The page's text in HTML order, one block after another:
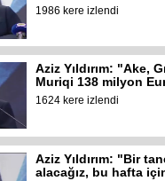
1986 kere izlendi
Aziz Yıldırım: "Ake,
Muriqi 138 milyon
1624 kere izlendi
Aziz Yıldırım: "Bir
alacağız, bu hafta